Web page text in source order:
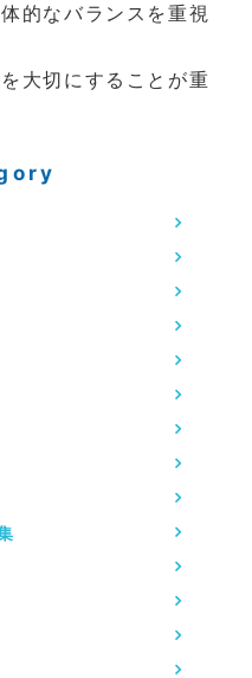
的なバランスを重視
大切にすることが重